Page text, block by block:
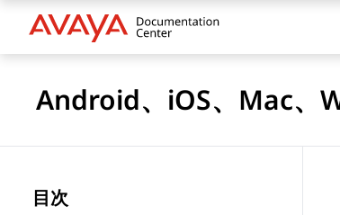
Android、iOS、Mac、
目次